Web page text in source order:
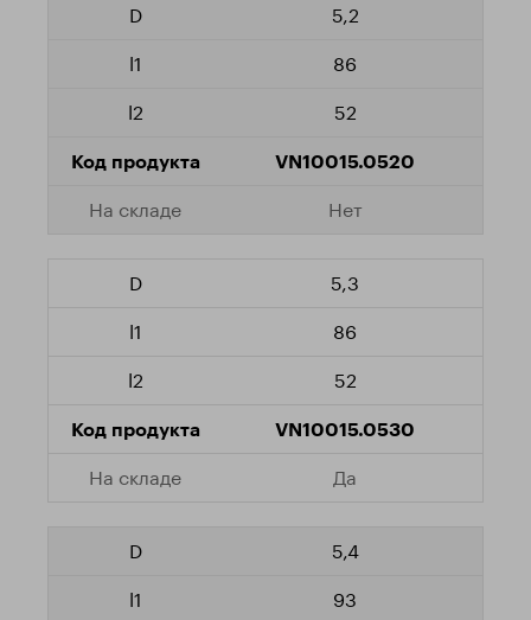
5,2
86
52
VN10015.0520
Нет
5,3
86
52
VN10015.0530
Да
5,4
93